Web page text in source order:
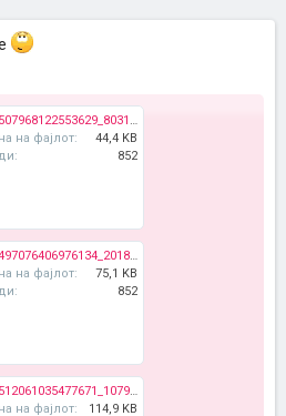
526478_507968122553629_803195488_n.jpg
на фајлот:
44,4 KB
852
548399_497076406976134_2018640780_n.jpg
на фајлот:
75,1 KB
852
581997_512061035477671_1079349508_n.jpg
на фајлот:
114,9 KB